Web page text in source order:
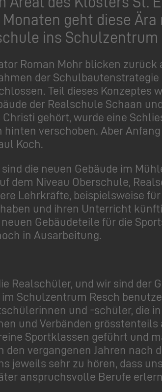
geht diese
ins
Roman Mohr blicken zurück
der
Teil dieses Konzeptes
der Realschule Schaan
gehört, wurde eine
verschoben. Aber
Koch.
die neuen Gebäude im
dem Niveau Oberschule,
Lehrkräfte, beispielsweise
und ihren Unterricht
Gebäudeteile für die
in Ausarbeitung.
Realschüler, und wir sind der
Schulzentrum Resch
und -schüler, die
und Verbänden grösstenteils
Sportklassen geführt und
vergangenen Jahren nach
jeweils sehr zu hören, dass
anspruchsvolle Berufe